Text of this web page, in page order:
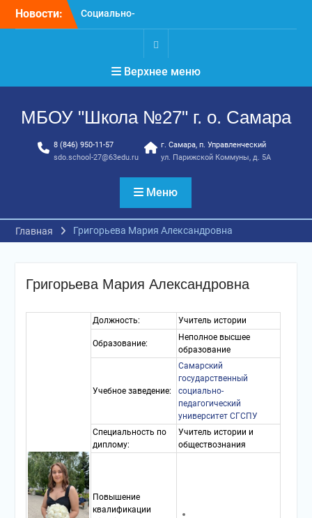
Новости:
Социально-
психологическое
профилактика, забота и
опора для вашей семьи
«Уроки географии»
Верхнее меню
МБОУ "Школа №27" г. о. Самара
8 (846) 950-11-57
sdo.school-27@63edu.ru
г. Самара, п. Управленческий
ул. Парижской Коммуны, д. 5А
Меню
Главная Григорьева Мария Александровна
Григорьева Мария Александровна
Должность: Учитель истории
Образование:
Неполное высшее
образование
Учебное заведение:
Самарский
государственный
социально-
педагогический
университет СГСПУ
Специальность по
диплому:
Учитель истории и
обществознания
Повышение
квалификации